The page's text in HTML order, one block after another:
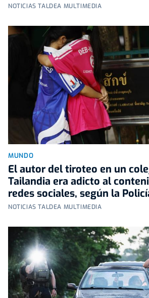
NOTICIAS TALDEA MULTIMEDIA
MUNDO
El autor del tiroteo en un
Tailandia era adicto al
redes sociales, según la
NOTICIAS TALDEA MULTIMEDIA